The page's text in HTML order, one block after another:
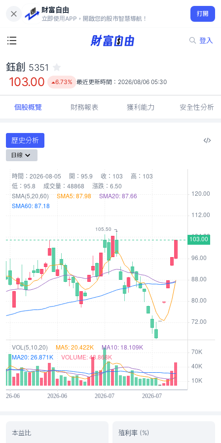
財富自由
立即使用APP，開啟您的股市智慧導航！
打開
登入
103.00
6.73%
鈺創 5351
103.00 6.73% 最近更新時間： 2026/08/06 05:30
個股概覽 財務報表 獲利能力 安全性分析
歷史分析
日線
本益比 殖利率 (%)